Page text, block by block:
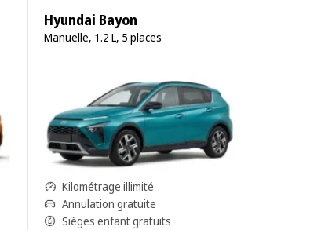
Hyundai Bayon
Manuelle, 1.2 L, 5 places
Kilométrage illimité
Annulation gratuite
Sièges enfant gratuits